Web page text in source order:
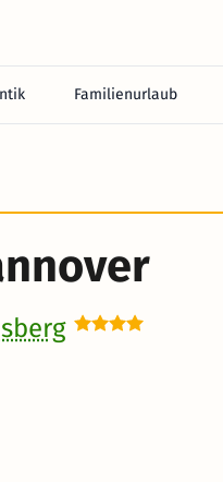
Familienurlaub
im Hotel.